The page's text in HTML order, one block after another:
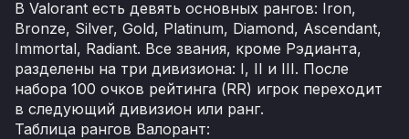
В Valorant есть девять основных рангов: Iron,
Bronze, Silver, Gold, Platinum, Diamond, Ascendant,
Immortal, Radiant. Все звания, кроме Рэдианта,
разделены на три дивизиона: I, II и III. После
набора 100 очков рейтинга (RR) игрок переходит
в следующий дивизион или ранг.
Таблица рангов Валорант: